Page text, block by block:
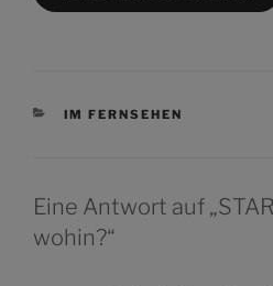
KATEGORIEN
IM FERNSEHEN
Eine Antwort auf
wohin?“